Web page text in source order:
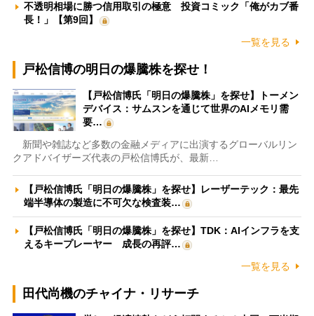
不透明相場に勝つ信用取引の極意 投資コミック「俺がカブ番
長！」【第9回】
一覧を見る
戸松信博の明日の爆騰株を探せ！
【戸松信博氏「明日の爆騰株」を探せ】トーメン
デバイス：サムスンを通じて世界のAIメモリ需
要…
新聞や雑誌など多数の金融メディアに出演するグローバルリン
クアドバイザーズ代表の戸松信博氏が、最新…
【戸松信博氏「明日の爆騰株」を探せ】レーザーテック：最先
端半導体の製造に不可欠な検査装…
【戸松信博氏「明日の爆騰株」を探せ】TDK：AIインフラを支
えるキープレーヤー 成長の再評…
一覧を見る
田代尚機のチャイナ・リサーチ